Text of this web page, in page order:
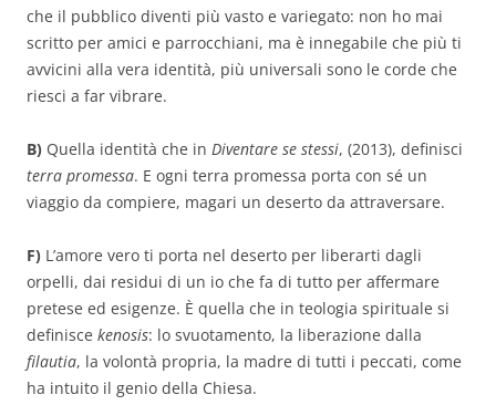
che il pubblico diventi più vasto e variegato: non ho mai
scritto per amici e parrocchiani, ma è innegabile che più ti
avvicini alla vera identità, più universali sono le corde che
riesci a far vibrare.
B) Quella identità che in Diventare se stessi, (2013), definisci
terra promessa. E ogni terra promessa porta con sé un
viaggio da compiere, magari un deserto da attraversare.
F) L’amore vero ti porta nel deserto per liberarti dagli
orpelli, dai residui di un io che fa di tutto per affermare
pretese ed esigenze. È quella che in teologia spirituale si
definisce kenosis: lo svuotamento, la liberazione dalla
filautia, la volontà propria, la madre di tutti i peccati, come
ha intuito il genio della Chiesa.